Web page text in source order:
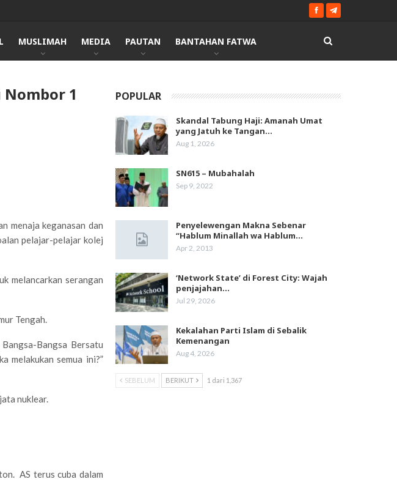
MUSLIMAH MEDIA PAUTAN BANTAHAN FATWA
1
menaja keganasan dan
pelajar-pelajar kolej
melancarkan serangan
Tengah.
Bangsa Bersatu
melakukan semua ini?”
nuklear.
AS terus cuba dalam
POPULAR
Skandal Tabung Haji: Amanah Umat
yang Jatuh ke Tangan…
Aug 1, 2026
SN615 – Mubahalah
Sep 9, 2022
Penyelewengan Makna Sebenar
“Hablum Minallah wa Hablum…
Apr 2, 2013
‘Network State’ di Forest City: Wajah
penjajahan…
Jul 29, 2026
Kekalahan Parti Islam di Sebalik
Kemenangan
Aug 4, 2026
SEBELUM BERIKUT 1 dari 1,367